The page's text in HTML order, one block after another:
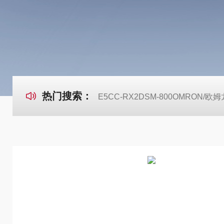
热门搜索： E5CC-RX2DSM-800OMRON/欧